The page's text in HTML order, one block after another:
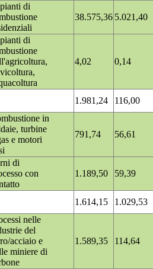
di
38.575,36 5.021,40
di
4,02 0,14
1.981,24
116,00
in
turbine
e motori
791,74 56,61
di
con
1.189,50 59,39
1.614,15
1.029,53
nelle
del
acciaio e
miniere di
1.589,35 114,64